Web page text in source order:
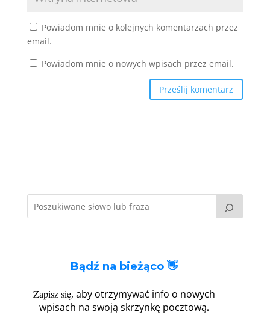
Powiadom mnie o kolejnych komentarzach przez
email.
Powiadom mnie o nowych wpisach przez email.
Bądź na bieżąco 👋
Zapisz się, aby otrzymywać info o nowych
wpisach na swoją skrzynkę pocztową.